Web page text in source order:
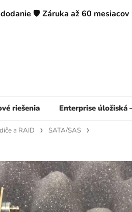
🛡️ Záruka až 60 mesiacov
riešenia Enterprise úložiská
a RAID SATA/SAS